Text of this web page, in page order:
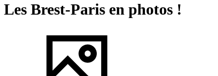
Les Brest-Paris en photos !